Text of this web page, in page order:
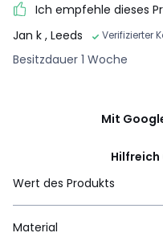
Ich empfehle dieses
Jan k , Leeds Verifizierter
Besitzdauer 1 Woche
Mit
Hilfreich
Wert des Produkts
Material